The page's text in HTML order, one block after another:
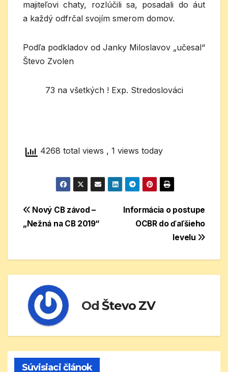
majiteľovi chaty, rozlúčili sa, posadali do áut
a každý odfrčal svojím smerom domov.
Podľa podkladov od Janky Miloslavov „učesal“
Števo Zvolen
73 na všetkých ! Exp. Stredoslováci
4268 total views , 1 views today
Navigácia
v
článku
Informácia o postupe
OCBR do ďaľšieho
levelu
Nový CB závod –
„Nežná na CB 2019“
OdŠtevo ZV
Súvisiaci článok